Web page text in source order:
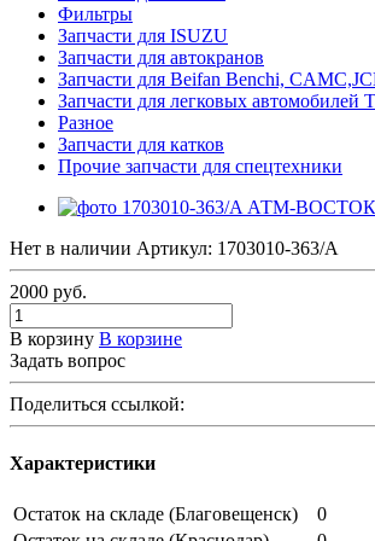
Фильтры
Запчасти для ISUZU
Запчасти для автокранов
Запчасти для Beifan Benchi,
Запчасти для легковых
Разное
Запчасти для катков
Прочие запчасти для спецтехники
Нет в наличии Артикул: 1703010-363/A
2000 руб.
В корзину В корзине
Задать вопрос
Поделиться ссылкой:
Характеристики
Остаток на складе (Благовещенск)
0